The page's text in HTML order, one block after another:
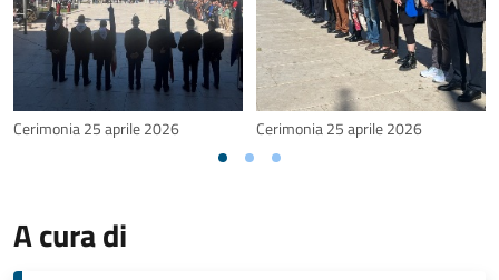
Cerimonia 25 aprile 2026 Cerimonia 25 aprile 2026
A cura di